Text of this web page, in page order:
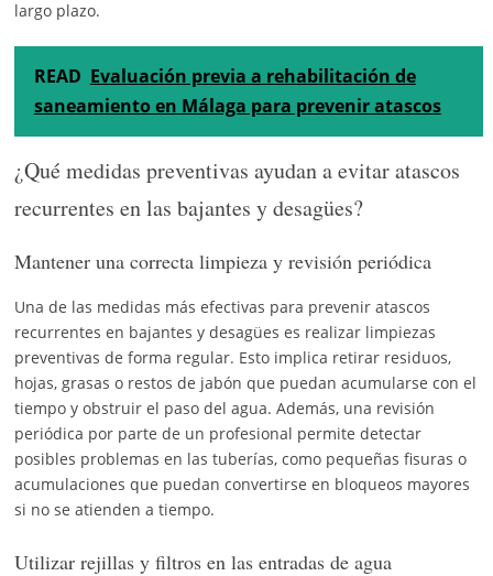
largo plazo.
READ Evaluación previa a rehabilitación de
saneamiento en Málaga para prevenir atascos
¿Qué medidas preventivas ayudan a evitar atascos
recurrentes en las bajantes y desagües?
Mantener una correcta limpieza y revisión periódica
Una de las medidas más efectivas para prevenir atascos
recurrentes en bajantes y desagües es realizar limpiezas
preventivas de forma regular. Esto implica retirar residuos,
hojas, grasas o restos de jabón que puedan acumularse con el
tiempo y obstruir el paso del agua. Además, una revisión
periódica por parte de un profesional permite detectar
posibles problemas en las tuberías, como pequeñas fisuras o
acumulaciones que puedan convertirse en bloqueos mayores
si no se atienden a tiempo.
Utilizar rejillas y filtros en las entradas de agua